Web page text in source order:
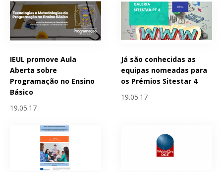
IEUL promove Aula
Aberta sobre
Programação no Ensino
Básico
19.05.17
Já são conhecidas as
equipas nomeadas para
os Prémios Sitestar 4
19.05.17